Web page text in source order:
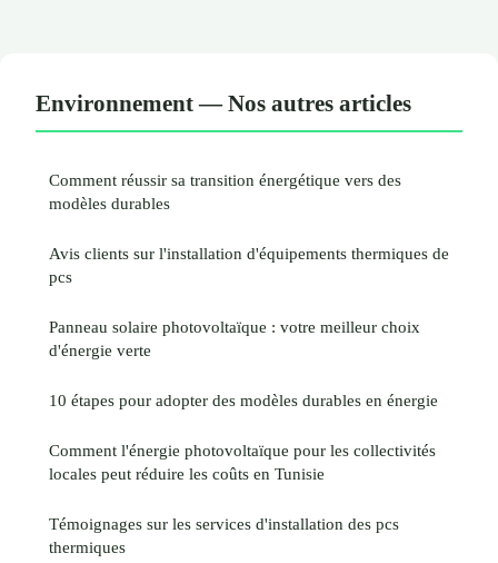
Environnement — Nos autres articles
Comment réussir sa transition énergétique vers des
modèles durables
Avis clients sur l'installation d'équipements thermiques de
pcs
Panneau solaire photovoltaïque : votre meilleur choix
d'énergie verte
10 étapes pour adopter des modèles durables en énergie
Comment l'énergie photovoltaïque pour les collectivités
locales peut réduire les coûts en Tunisie
Témoignages sur les services d'installation des pcs
thermiques